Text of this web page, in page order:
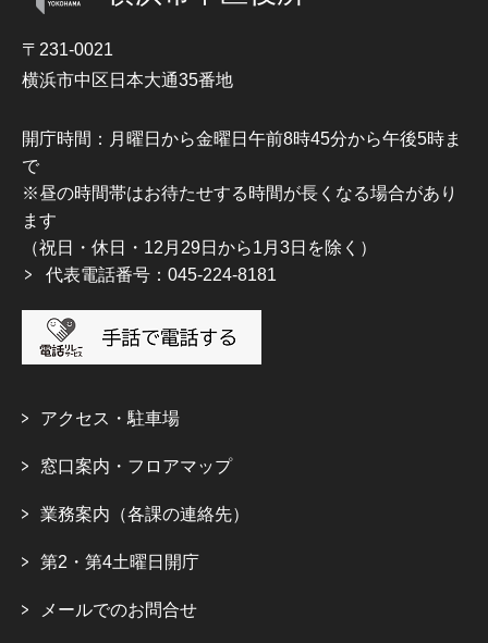
〒231-0021
横浜市中区日本大通35番地
開庁時間：月曜日から金曜日午前8時45分から午後5時ま
で
※昼の時間帯はお待たせする時間が長くなる場合があり
ます
（祝日・休日・12月29日から1月3日を除く）
代表電話番号：045-224-8181
アクセス・駐車場
窓口案内・フロアマップ
業務案内（各課の連絡先）
第2・第4土曜日開庁
メールでのお問合せ